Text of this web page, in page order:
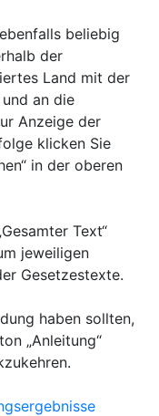
beliebig
der
Land mit der
an die
Anzeige der
klicken Sie
in der oberen
Text“
jeweiligen
Gesetzestexte.
haben sollten,
„Anleitung“